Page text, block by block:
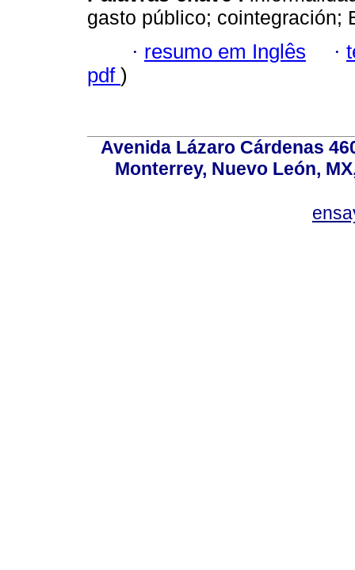
gasto público; cointegración;
· resumo em Inglês ·
pdf )
Avenida Lázaro Cárdenas
Monterrey, Nuevo León,